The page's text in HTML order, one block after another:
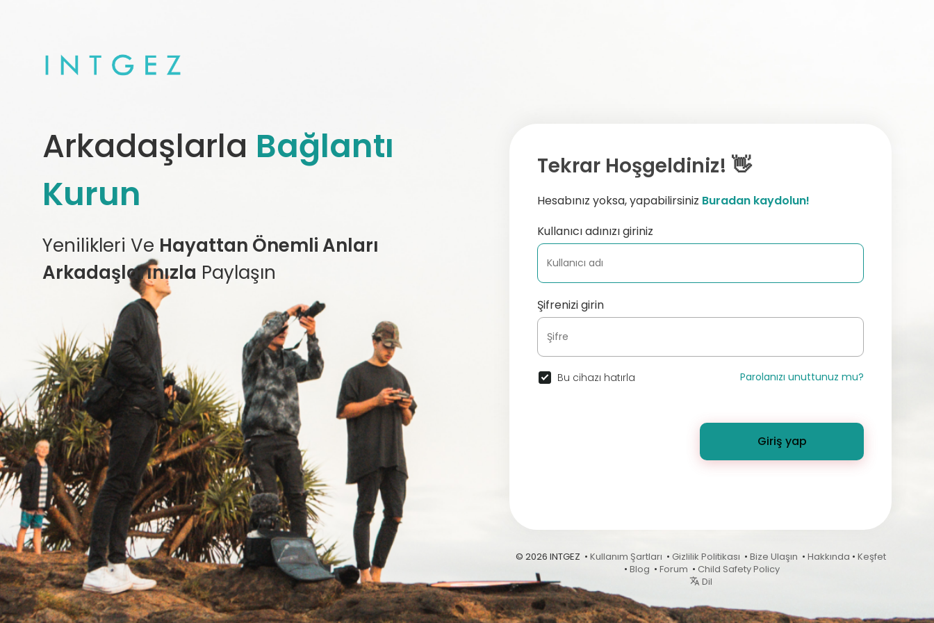
Arkadaşlarla Bağlantı
Kurun
Yenilikleri Ve Hayattan Önemli Anları
Arkadaşlarınızla Paylaşın
Tekrar Hoşgeldiniz! 👋
Hesabınız yoksa, yapabilirsiniz Buradan kaydolun!
Kullanıcı adınızı giriniz
Şifrenizi girin
Bu cihazı hatırla Parolanızı unuttunuz mu?
Giriş yap
© 2026 INTGEZ • Kullanım Şartları • Gizlilik Politikası • Bize Ulaşın • Hakkında • Keşfet
• Blog • Forum • Child Safety Policy
Dil